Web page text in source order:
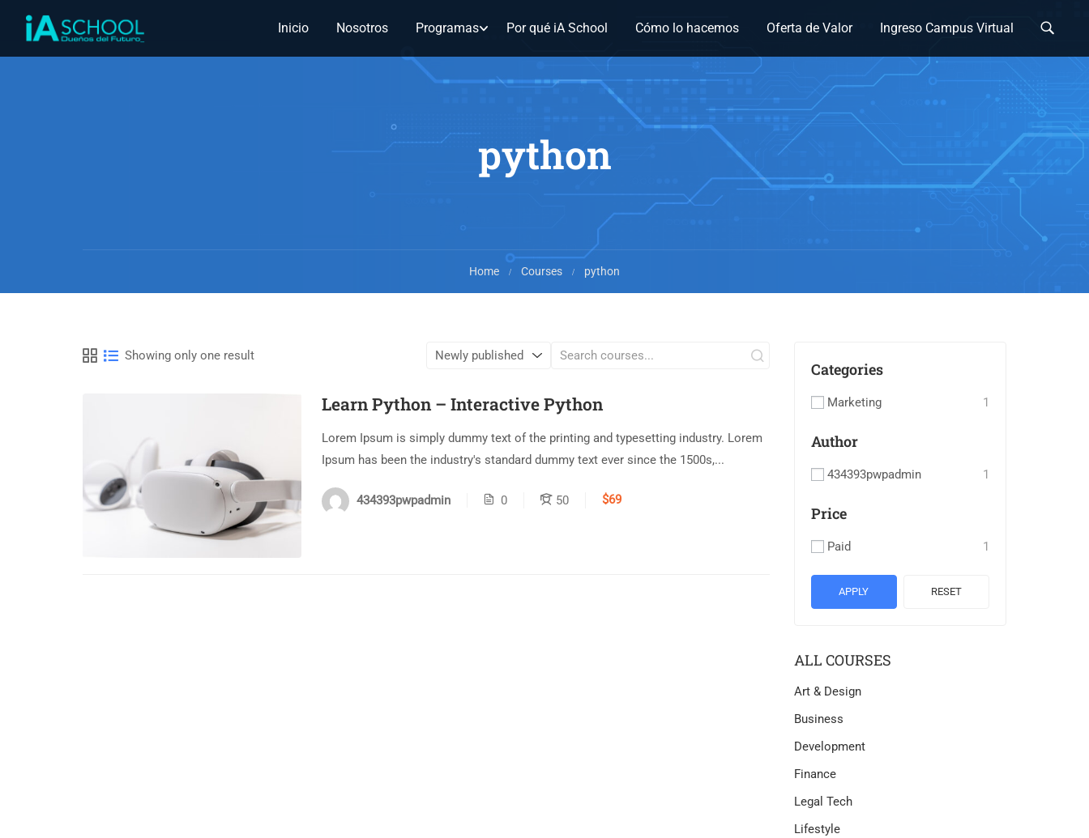
Inicio Nosotros Programas Por qué iA School Cómo lo hacemos Oferta de Valor Ingreso Campus Virtual
python
Home Courses python
Showing only one result
Learn Python – Interactive Python
Lorem Ipsum is simply dummy text of the printing and typesetting industry. Lorem
Ipsum has been the industry's standard dummy text ever since the 1500s,...
434393pwpadmin 0 50 $69
Categories
Marketing 1
Author
434393pwpadmin 1
Price
Paid 1
APPLY RESET
ALL COURSES
Art & Design
Business
Development
Finance
Legal Tech
Lifestyle